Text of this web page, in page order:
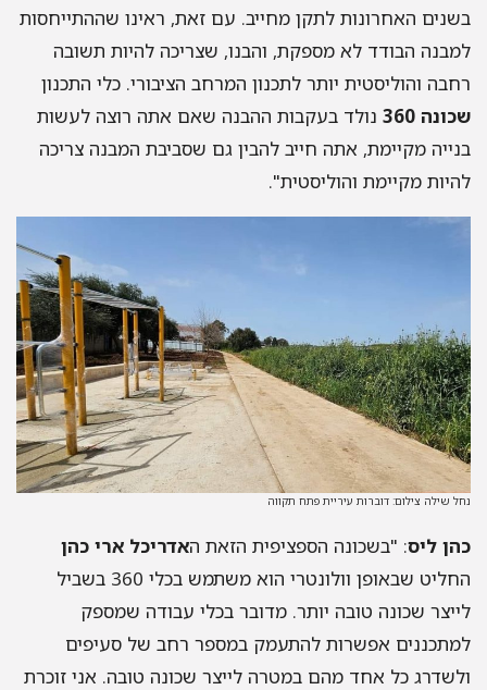
בשנים האחרונות לתקן מחייב. עם זאת, ראינו שההתייחסות
למבנה הבודד לא מספקת, והבנו, שצריכה להיות תשובה
רחבה והוליסטית יותר לתכנון המרחב הציבורי. כלי התכנון
שכונה 360
נולד בעקבות ההבנה שאם אתה רוצה לעשות
בנייה מקיימת, אתה חייב להבין גם שסביבת המבנה צריכה
להיות מקיימת והוליסטית".
נחל שילה צילום: דוברות עיריית פתח תקווה
כהן ליס: "בשכונה הספציפית הזאת האדריכל ארי כהן
החליט שבאופן וולונטרי הוא משתמש בכלי 360 בשביל
לייצר שכונה טובה יותר. מדובר בכלי עבודה שמספק
למתכננים אפשרות להתעמק במספר רחב של סעיפים
ולשדרג כל אחד מהם במטרה לייצר שכונה טובה. אני זוכרת